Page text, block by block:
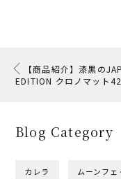
【商品紹介】漆黒の
EDITION クロノマット42
Blog Category
カレラ ムーンフェ